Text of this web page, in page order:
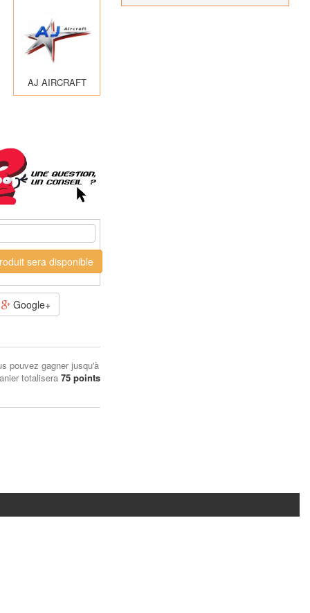
AJ AIRCRAFT
sera disponible
Google+
pouvez gagner jusqu'à
totalisera75 points